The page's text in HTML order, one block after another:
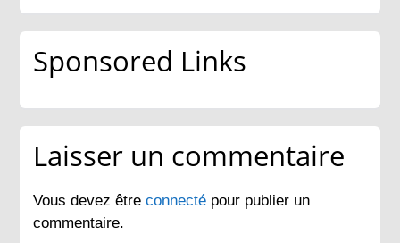
Sponsored Links
Laisser un commentaire
Vous devez êtreconnecté pour publier un
commentaire.